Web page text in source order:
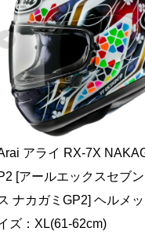
アライ RX-7X
[アールエックスセブ
ナカガミGP2] ヘルメ
ズ：XL(61-62cm)